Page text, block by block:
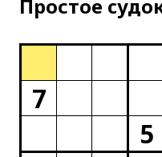
Простое
7
5